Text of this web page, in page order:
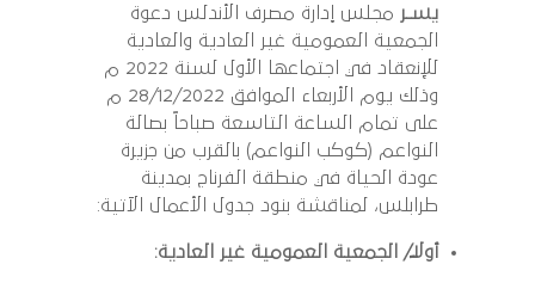
يسـر مجلس إدارة مصرف الأندلس دعوة
الجمعية العمومية غير العادية والعادية
للإنعقاد في اجتماعها الأول لسنة 2022 م
وذلك يوم الأربعاء الموافق 28/12/2022 م
على تمام الساعة التاسعة صباحاً بصالة
النواعم (كوكب النواعم) بالقرب من جزيرة
عودة الحياة في منطقة الفرناج بمدينة
طرابلس، لمناقشة بنود جدول الأعمال الآتية:
أولاً/ الجمعية العمومية غير العادية: